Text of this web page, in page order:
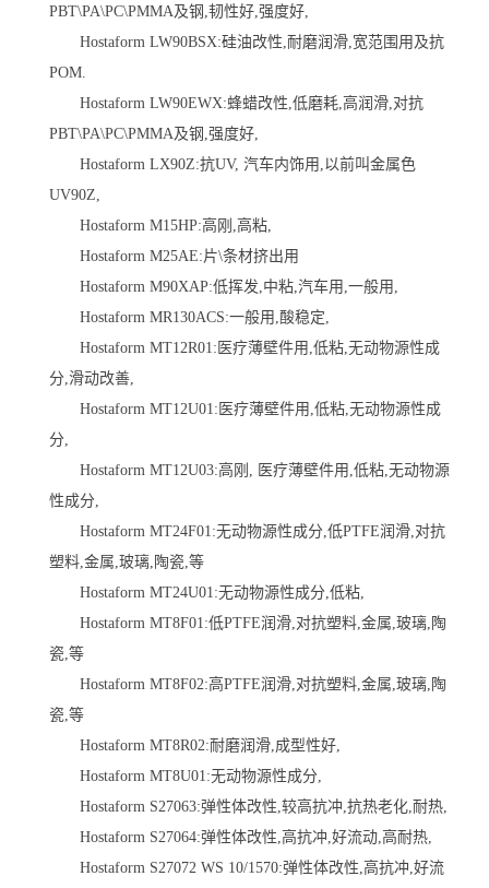
PBT\PA\PC\PMMA及钢,韧性好,强度好,
Hostaform LW90BSX:硅油改性,耐磨润滑,宽范围用及抗
POM.
Hostaform LW90EWX:蜂蜡改性,低磨耗,高润滑,对抗
PBT\PA\PC\PMMA及钢,强度好,
Hostaform LX90Z:抗UV, 汽车内饰用,以前叫金属色
UV90Z,
Hostaform M15HP:高刚,高粘,
Hostaform M25AE:片\条材挤出用
Hostaform M90XAP:低挥发,中粘,汽车用,一般用,
Hostaform MR130ACS:一般用,酸稳定,
Hostaform MT12R01:医疗薄壁件用,低粘,无动物源性成
分,滑动改善,
Hostaform MT12U01:医疗薄壁件用,低粘,无动物源性成
分,
Hostaform MT12U03:高刚, 医疗薄壁件用,低粘,无动物源
性成分,
Hostaform MT24F01:无动物源性成分,低PTFE润滑,对抗
塑料,金属,玻璃,陶瓷,等
Hostaform MT24U01:无动物源性成分,低粘,
Hostaform MT8F01:低PTFE润滑,对抗塑料,金属,玻璃,陶
瓷,等
Hostaform MT8F02:高PTFE润滑,对抗塑料,金属,玻璃,陶
瓷,等
Hostaform MT8R02:耐磨润滑,成型性好,
Hostaform MT8U01:无动物源性成分,
Hostaform S27063:弹性体改性,较高抗冲,抗热老化,耐热,
Hostaform S27064:弹性体改性,高抗冲,好流动,高耐热,
Hostaform S27072 WS 10/1570:弹性体改性,高抗冲,好流